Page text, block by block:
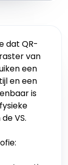
dat QR-
van
een
en een
is
VS.